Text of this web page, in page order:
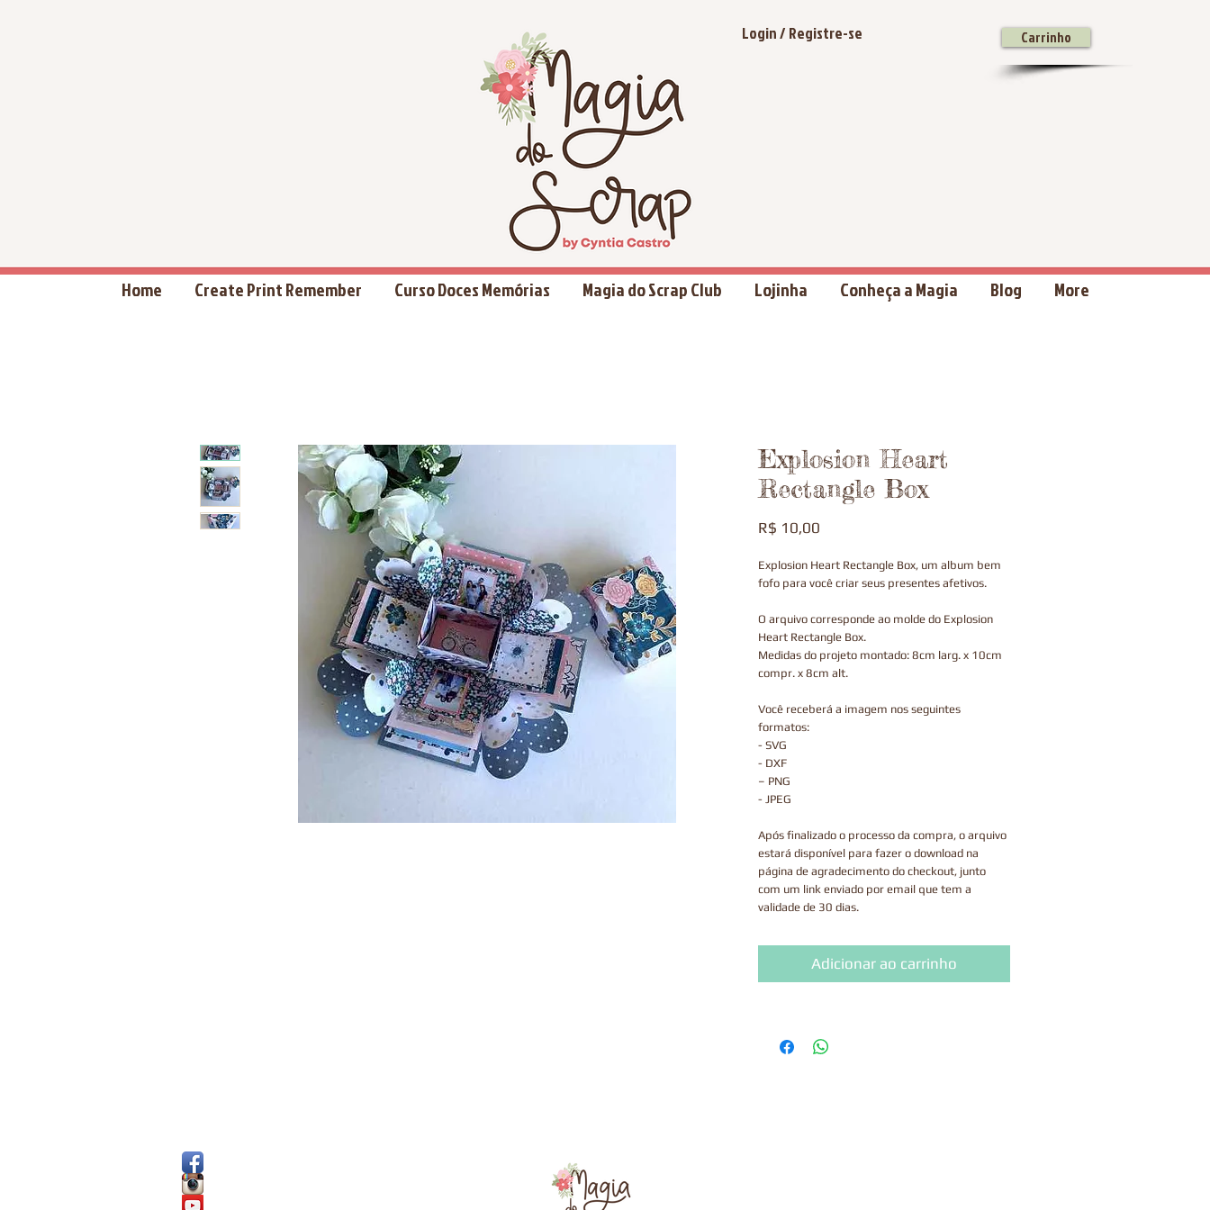
Home Create Print Remember Curso Doces Memórias Magia do Scrap Club Lojinha Conheça a Magia Blog More
Login / Registre-se Carrinho
Explosion Heart
Rectangle Box
R$ 10,00
Explosion Heart Rectangle Box, um album bem
fofo para você criar seus presentes afetivos.
O arquivo corresponde ao molde do Explosion
Heart Rectangle Box.
Medidas do projeto montado: 8cm larg. x 10cm
compr. x 8cm alt.
Você receberá a imagem nos seguintes
formatos:
- SVG
- DXF
– PNG
- JPEG
Após finalizado o processo da compra, o arquivo
estará disponível para fazer o download na
página de agradecimento do checkout, junto
com um link enviado por email que tem a
validade de 30 dias.
Este produto é digital, portanto, não enviamos
via correios.Adicionar ao carrinho